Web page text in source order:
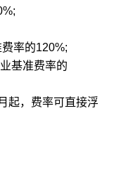
率的120%;
基准费率的
起，费率可直接浮